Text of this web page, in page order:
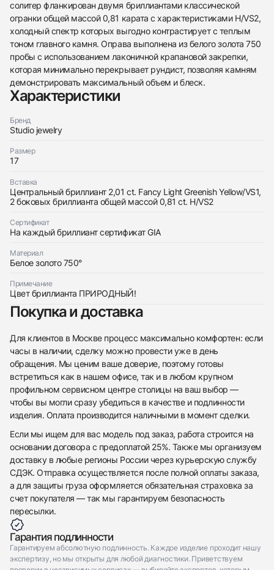
438
285
145
142
205
204
195
150
6
солитер фланкирован двумя бриллиантами классической
огранки общей массой 0,81 карата с характеристиками H/VS2,
холодный спектр которых выгодно контрастирует с теплым
тоном главного камня. Оправа выполнена из белого золота 750
пробы с использованием лаконичной крапановой закрепки,
которая минимально перекрывает рундист, позволяя камням
демонстрировать максимальный объем и блеск.
Характеристики
Бренд
Studio jewelry
Размер
17
Вставка
Центральный бриллиант 2,01 ct. Fancy Light Greenish Yellow/VS1,
2 боковых бриллианта общей массой 0,81 ct. H/VS2
Сертификат
На каждый бриллиант сертификат GIA
Материал
Белое золото 750°
Примечание
Цвет бриллианта ПРИРОДНЫЙ!
Покупка и доставка
Для клиентов в Москве процесс максимально комфортен: если
часы в наличии, сделку можно провести уже в день
обращения. Мы ценим ваше доверие, поэтому готовы
встретиться как в нашем офисе, так и в любом крупном
профильном сервисном центре столицы на ваш выбор —
чтобы вы могли сразу убедиться в качестве и подлинности
изделия. Оплата производится наличными в момент сделки.
Если мы ищем для вас модель под заказ, работа строится на
основании договора с предоплатой 25%. Также мы организуем
доставку в любые регионы России через курьерскую службу
СДЭК. Отправка осуществляется после полной оплаты заказа,
а для защиты груза оформляется обязательная страховка за
счет покупателя — так мы гарантируем безопасность
пересылки.
Гарантия подлинности
Гарантируем абсолютную подлинность. Каждое изделие проходит нашу
экспертизу, но мы открыты для любой диагностики. Приветствуем
Оставьте ваши контактные данные и мы свяжемся
с вами
Studio jewelry
$17,650
Трейд-ин часов
Studio jewelry
Кольцо с бриллиантом 2,01 ct. FLGY/VS1
НовыеКоробка + Документы
Приложите фото ваших часов…
Отправить заявку